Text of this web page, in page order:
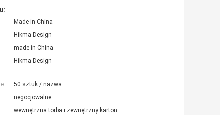
Made in China
Hikma Design
made in China
Hikma Design
50 sztuk / nazwa
negocjowalne
wewnętrzna torba i zewnętrzny karton